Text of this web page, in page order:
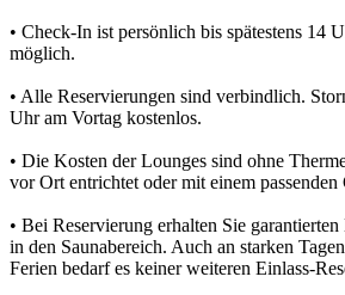
• Check-In ist persönlich bis spätestens 14
möglich.
• Alle Reservierungen sind verbindlich.
Uhr am Vortag kostenlos.
• Die Kosten der Lounges sind ohne
vor Ort entrichtet oder mit einem passenden
• Bei Reservierung erhalten Sie
in den Saunabereich. Auch an starken
Ferien bedarf es keiner weiteren Einlass-